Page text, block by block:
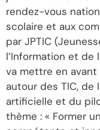
rendez-vous
scolaire et aux
par JPTIC
l’Information et de
va mettre en
autour des TIC, de
artificielle et du
thème : « Former